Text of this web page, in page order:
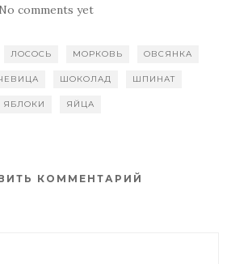
No comments yet
ЛОСОСЬ МОРКОВЬ ОВСЯНКА
ШОКОЛАД ШПИНАТ
ЯБЛОКИ ЯЙЦА
КОММЕНТАРИЙ